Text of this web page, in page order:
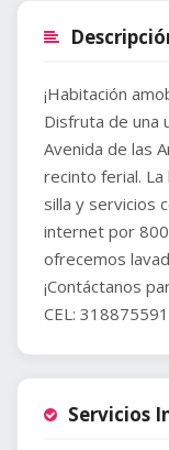
¡Habitación
Disfruta de una
Avenida de las
recinto ferial.
silla y servicios
internet por
ofrecemos
¡Contáctanos
CEL:
Servicios